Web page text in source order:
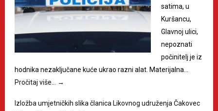
satima, u
Kuršancu,
Glavnoj ulici,
nepoznati
počinitelj je iz
hodnika nezaključane kuće ukrao razni alat. Materijalna…
Pročitaj više…
→
Izložba umjetničkih slika članica Likovnog udruženja Čakovec